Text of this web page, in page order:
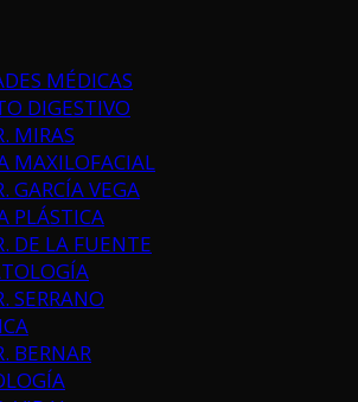
MÉDICAS
DIGESTIVO
MIRAS
MAXILOFACIAL
GARCÍA VEGA
PLÁSTICA
DE LA FUENTE
SERRANO
BERNAR